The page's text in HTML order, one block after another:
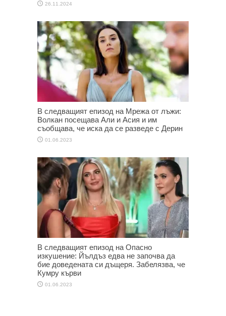
26.11.2024
В следващият епизод на Мрежа от лъжи:
Волкан посещава Али и Асия и им
съобщава, че иска да се разведе с Дерин
01.06.2023
В следващият епизод на Опасно
изкушение: Йълдъз едва не започва да
бие доведената си дъщеря. Забелязва, че
Кумру кърви
01.06.2023